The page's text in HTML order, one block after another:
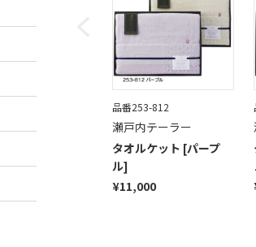
品番253-812
瀬戸内テーラー
タオルケット [パープ
ル]
¥11,000